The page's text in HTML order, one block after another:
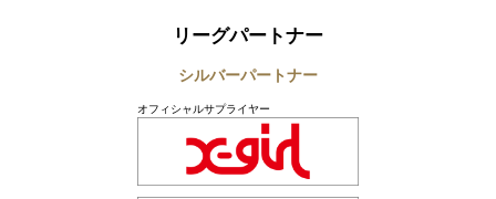
リーグパートナー
シルバーパートナー
オフィシャルサプライヤー